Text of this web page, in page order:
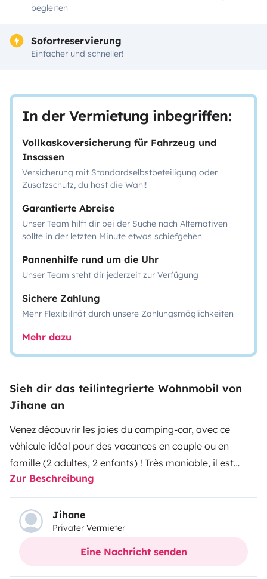
begleiten
Sofortreservierung
Einfacher und schneller!
In der Vermietung inbegriffen:
Vollkaskoversicherung für Fahrzeug und
Insassen
Versicherung mit Standardselbstbeteiligung oder
Zusatzschutz, du hast die Wahl!
Garantierte Abreise
Unser Team hilft dir bei der Suche nach Alternativen
sollte in der letzten Minute etwas schiefgehen
Pannenhilfe rund um die Uhr
Unser Team steht dir jederzeit zur Verfügung
Sichere Zahlung
Mehr Flexibilität durch unsere Zahlungsmöglichkeiten
Mehr dazu
Sieh dir das teilintegrierte Wohnmobil von
Jihane an
Venez découvrir les joies du camping-car, avec ce
véhicule idéal pour des vacances en couple ou en
famille (2 adultes, 2 enfants) ! Très maniable, il est
idéal pour une première utilisation. Conçu pour
permettre le couchage de quatre personnes à son
bord, en raison de sa taille moyenne. À l’arrière, on
retrouve un lit permanent sur soute qui présente une
largeur correcte. À côté, le cabinet de toilette offre une
Zur Beschreibung
Jihane
Privater Vermieter
Eine Nachricht senden